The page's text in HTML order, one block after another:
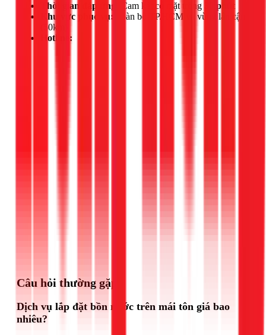
Thời gian đáp ứng:
Cam kết có mặt trong
30 phút
Khu vực phục vụ:
Toàn bộ TP.HCM và vùng lân cận
(50km)
Hotline:
Câu hỏi thường gặp
Dịch vụ lắp đặt bồn nước trên mái tôn giá bao
nhiêu?